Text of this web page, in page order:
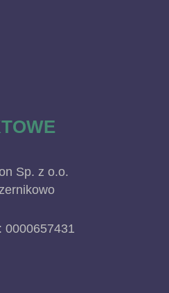
Sp. z o.o.
0000657431